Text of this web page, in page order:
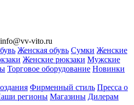
info@vv-vito.ru
Женская обувь Сумки Женские
Женские рюкзаки Мужские
Торговое оборудование Новинки
Фирменный стиль Пресса о
регионы Магазины Дилерам